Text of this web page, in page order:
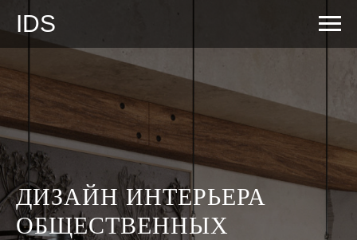
IDS
ДИЗАЙН ИНТЕРЬЕРА
ОБЩЕСТВЕННЫХ